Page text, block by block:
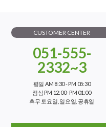
CUSTOMER CENTER
051-555-
2332~3
평일 AM 8:30 - PM 05:30
점심 PM 12:00- PM 01:00
휴무 토요일, 일요일, 공휴일